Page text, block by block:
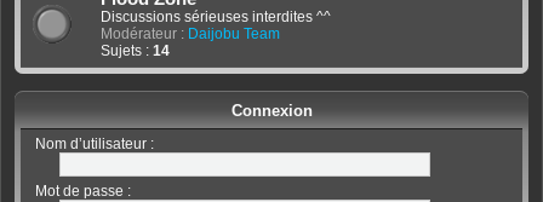
Discussions sérieuses interdites ^^
Modérateur : Daijobu Team
Sujets : 14
Connexion
Nom d’utilisateur :
Mot de passe :